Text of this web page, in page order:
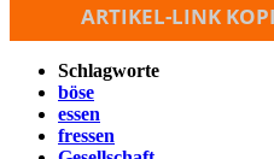
ARTIKEL-LINK
Schlagworte
böse
essen
fressen